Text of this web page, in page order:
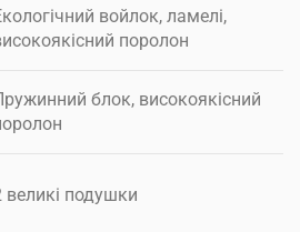
войлок, ламелі,
поролон
блок, високоякісний
великі подушки